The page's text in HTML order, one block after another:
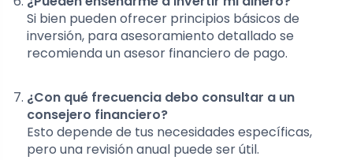
Si bien pueden ofrecer principios básicos de
inversión, para asesoramiento detallado se
recomienda un asesor financiero de pago.
¿Con qué frecuencia debo consultar a un
consejero financiero?
Esto depende de tus necesidades específicas,
pero una revisión anual puede ser útil.